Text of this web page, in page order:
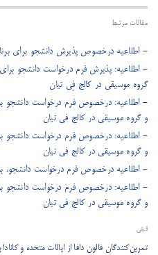
مقالات مرتبط
- اطلاعیه درخصوص پذیرش دانشجو برای
- اطلاعیه: پذیرش فرم‌‌ درخواست دانشجو
گروه موسیقی در کالج فِی تیان
- اطلاعیه: درخصوص فرم درخواست دانشجو
و گروه موسیقی در کالج فی تیان
- اطلاعیه: درخصوص فرم درخواست دانشجو
و گروه موسیقی در کالج فی تیان
- اطلاعیه درخصوص فرم درخواست دانشجو،
- اطلاعیه: درخصوص فرم درخواست دانشجو
و گروه موسیقی در کالج فی تیان
قبلی
تمرین‌کنندگان فالون دافا از ایالات متحده و